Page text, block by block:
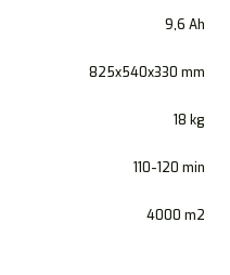
9,6 Ah
825x540x330 mm
18 kg
110-120 min
4000 m2